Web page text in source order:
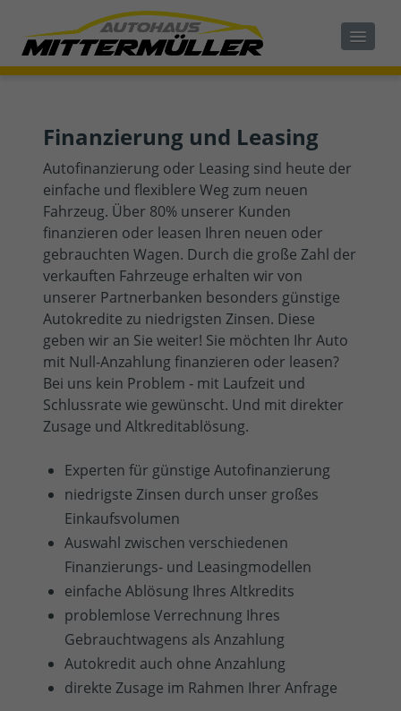
Finanzierung und Leasing
Autofinanzierung oder Leasing sind heute der
einfache und flexiblere Weg zum neuen
Fahrzeug. Über 80% unserer Kunden
finanzieren oder leasen Ihren neuen oder
gebrauchten Wagen. Durch die große Zahl der
verkauften Fahrzeuge erhalten wir von
unserer Partnerbanken besonders günstige
Autokredite zu niedrigsten Zinsen. Diese
geben wir an Sie weiter! Sie möchten Ihr Auto
mit Null‐Anzahlung finanzieren oder leasen?
Bei uns kein Problem ‐ mit Laufzeit und
Schlussrate wie gewünscht. Und mit direkter
Zusage und Altkreditablösung.
Experten für günstige Autofinanzierung
niedrigste Zinsen durch unser großes
Einkaufsvolumen
Auswahl zwischen verschiedenen
Finanzierungs‐ und Leasingmodellen
einfache Ablösung Ihres Altkredits
problemlose Verrechnung Ihres
Gebrauchtwagens als Anzahlung
Autokredit auch ohne Anzahlung
direkte Zusage im Rahmen Ihrer Anfrage